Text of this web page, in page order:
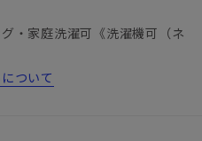
・家庭洗濯可《洗濯機可（ネ
ついて